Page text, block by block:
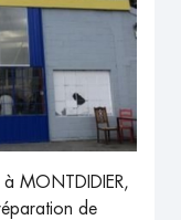
MONTDIDIER,
de